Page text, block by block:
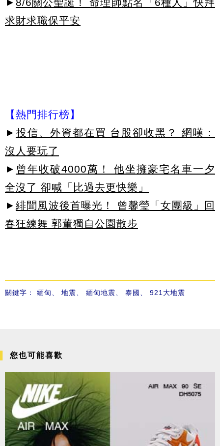
求財求職保平安
【熱門排行榜】
► 投信、外資都在買 台股卻收黑？ 網嘆：
沒人要玩了
► 曾年收破4000萬！ 他坐擁豪宅名車一夕
全沒了 卻喊「比過去更快樂」
► 緋聞風波後首曝光！ 曾馨瑩「女團級」回
春狂練舞 郭董獨自公園散步
關鍵字： 緬甸 地震 緬甸地震 泰國 921大地震
您也可能喜歡